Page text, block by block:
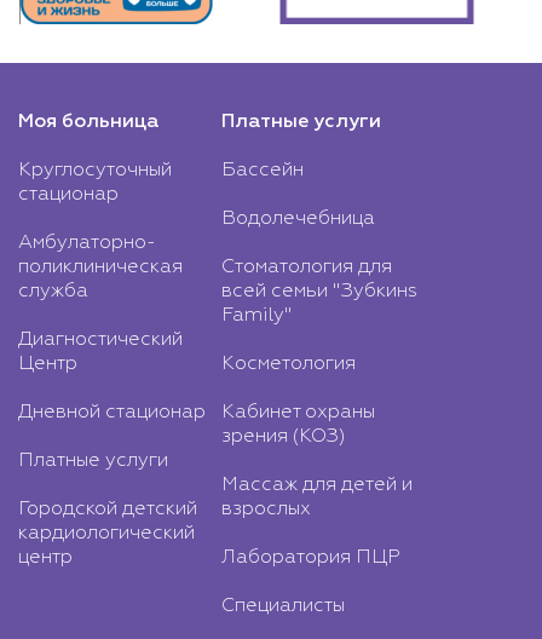
Моя больница
Круглосуточный
стационар
Амбулаторно-
поликлиническая
служба
Диагностический
Центр
Дневной стационар
Платные услуги
Городской детский
кардиологический
центр
Платные услуги
Бассейн
Водолечебница
Стоматология для
всей семьи "Зубкинs
Family"
Косметология
Кабинет охраны
зрения (КОЗ)
Массаж для детей и
взрослых
Лаборатория ПЦР
Специалисты